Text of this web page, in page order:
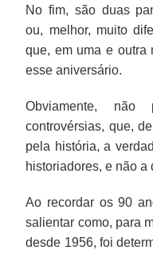
No fim, são duas
ou, melhor, muito
que, em uma e outra
esse aniversário.
Obviamente, não
controvérsias, que,
pela história, a
historiadores, e não a
Ao recordar os 90
salientar como, para
desde 1956, foi